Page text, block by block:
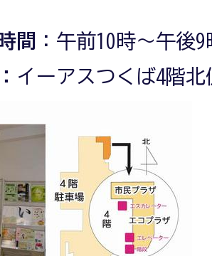
間
：午前10時～午
イーアスつくば4階